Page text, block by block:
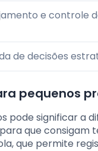
e controle
de decisões
pequenos
pode significar a
que consigam
que permite